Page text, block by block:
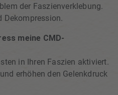
der Faszienverklebung.
Dekompression.
meine CMD-
in Ihren Faszien aktiviert.
erhöhen den Gelenkdruck